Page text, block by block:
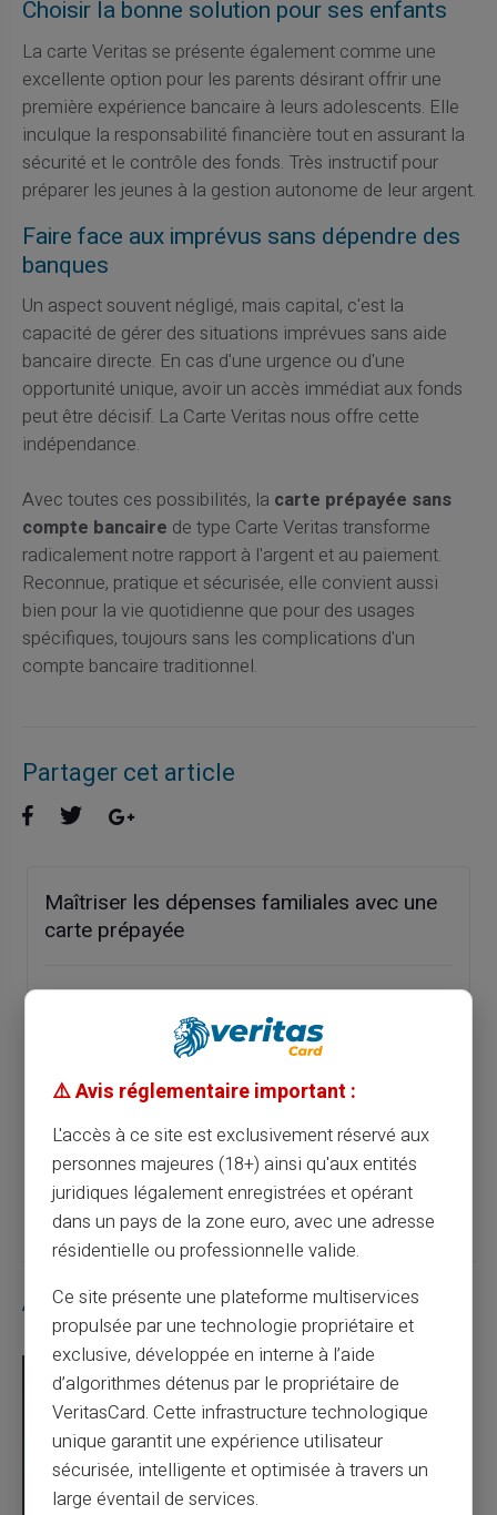
Choisir la bonne solution pour ses enfants
La carte Veritas se présente également comme une
excellente option pour les parents désirant offrir une
première expérience bancaire à leurs adolescents. Elle
inculque la responsabilité financière tout en assurant la
sécurité et le contrôle des fonds. Très instructif pour
préparer les jeunes à la gestion autonome de leur argent.
Faire face aux imprévus sans dépendre des
banques
Un aspect souvent négligé, mais capital, c'est la
capacité de gérer des situations imprévues sans aide
bancaire directe. En cas d'une urgence ou d'une
opportunité unique, avoir un accès immédiat aux fonds
peut être décisif. La Carte Veritas nous offre cette
indépendance.
Avec toutes ces possibilités, la carte prépayée sans
compte bancaire de type Carte Veritas transforme
radicalement notre rapport à l'argent et au paiement.
Reconnue, pratique et sécurisée, elle convient aussi
bien pour la vie quotidienne que pour des usages
spécifiques, toujours sans les complications d'un
compte bancaire traditionnel.
Partager cet article
Maîtriser les dépenses familiales avec une
carte prépayée
Article précédent
Les avantages des cartes prépayées dans
Article suivant
Articles similaires
⚠️ Avis réglementaire important :
L'accès à ce site est exclusivement réservé aux
personnes majeures (18+) ainsi qu'aux entités
juridiques légalement enregistrées et opérant
dans un pays de la zone euro, avec une adresse
résidentielle ou professionnelle valide.
Ce site présente une plateforme multiservices
propulsée par une technologie propriétaire et
exclusive, développée en interne à l’aide
d’algorithmes détenus par le propriétaire de
VeritasCard. Cette infrastructure technologique
unique garantit une expérience utilisateur
sécurisée, intelligente et optimisée à travers un
large éventail de services.